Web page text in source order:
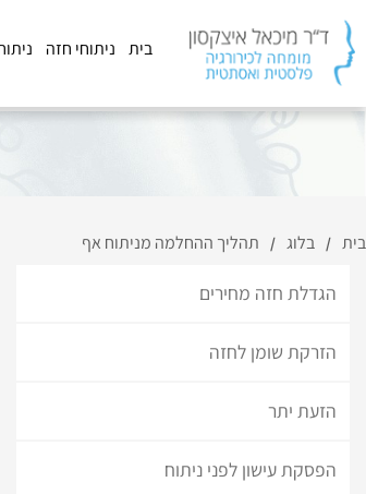
בית ניתוחי חזה
בית / בלוג / תהליך ההחלמה מניתוח אף
הגדלת חזה מחירים
הזרקת שומן לחזה
הזעת יתר
הפסקת עישון לפני ניתוח